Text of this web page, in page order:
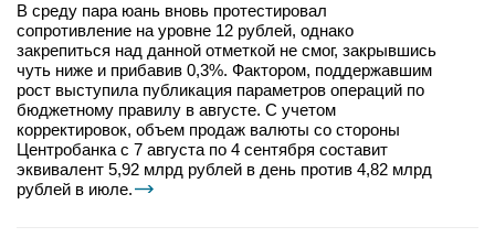
В среду пара юань вновь протестировал
сопротивление на уровне 12 рублей, однако
закрепиться над данной отметкой не смог, закрывшись
чуть ниже и прибавив 0,3%. Фактором, поддержавшим
рост выступила публикация параметров операций по
бюджетному правилу в августе. С учетом
корректировок, объем продаж валюты со стороны
Центробанка с 7 августа по 4 сентября составит
эквивалент 5,92 млрд рублей в день против 4,82 млрд
рублей в июле.